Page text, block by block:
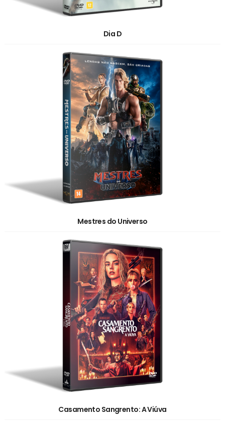
Dia D
Mestres do Universo
Casamento Sangrento: A Viúva